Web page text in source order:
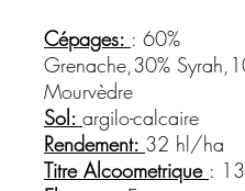
Cépages: : 60%
Grenache,30%
Mourvèdre
Sol: argilo-calcaire
Rendement: 32 hl/ha
Titre Alcoometrique :